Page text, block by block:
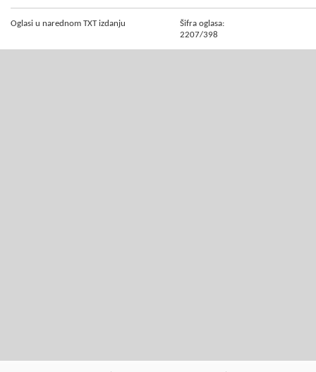
Oglasi u narednom TXT izdanju
Šifra oglasa:
2207/398